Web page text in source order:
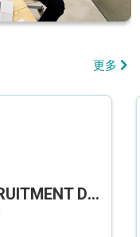
更多
THE REPULSE BAY RECRUITMENT DAY 淺水灣影灣園人才招聘會